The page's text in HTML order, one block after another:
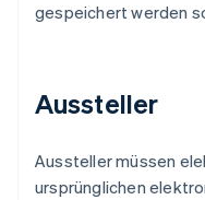
gespeichert werden
Aussteller
Aussteller müssen
ursprünglichen